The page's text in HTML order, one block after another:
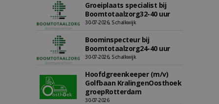
Groeiplaats specialist bij
Boomtotaalzorg32-40 uur
30-07-2026, Schalkwijk
Boominspecteur bij
Boomtotaalzorg24-40 uur
30-07-2026, Schalkwijk
Hoofdgreenkeeper (m/v)
Golfbaan KralingenOosthoek
groepRotterdam
30-07-2026